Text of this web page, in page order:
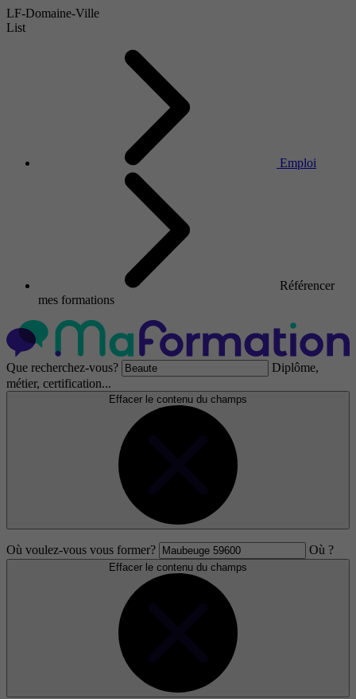
LF-Domaine-Ville
List
Emploi
Référencer
mes formations
Que recherchez-vous?
Diplôme,
métier, certification...
Effacer le contenu du champs
Où voulez-vous vous former? Où ?
Effacer le contenu du champs